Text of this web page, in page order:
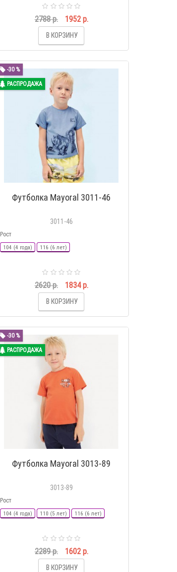
2788 р. 1952 р.
В КОРЗИНУ
-30 %
РАСПРОДАЖА
Футболка Mayoral 3011-46
3011-46
Рост
104 (4 года) 116 (6 лет)
2620 р. 1834 р.
В КОРЗИНУ
-30 %
РАСПРОДАЖА
Футболка Mayoral 3013-89
3013-89
Рост
104 (4 года) 110 (5 лет) 116 (6 лет)
2289 р. 1602 р.
В КОРЗИНУ